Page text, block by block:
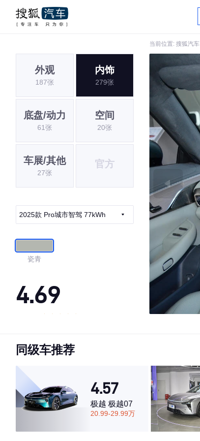
当前位置: 搜狐汽车
外观
187张
内饰
279张
底盘/动力
61张
空间
20张
车展/其他
27张
官方
2025款 Pro城市智驾 77kWh
瓷青
4.69
·内饰表现较为优秀，优于66%同级车
·空间表现较为优秀，优于66%同级车
同级车推荐
4.57
极越 极越07
20.99-29.99万